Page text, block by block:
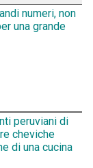
numeri, non
una grande
peruviani di
cheviche
di una cucina